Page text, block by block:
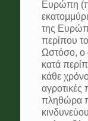
Ευρώπη
της
περίπου
Ωστόσο, ο
κατά
κάθε
αγροτικές
πληθώρα